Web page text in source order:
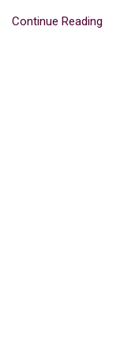
Continue Reading